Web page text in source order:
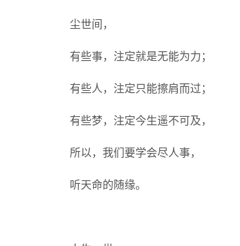
尘世间，
有些事，注定就是无能为力；
有些人，注定只能擦肩而过；
有些梦，注定今生遥不可及，
所以，我们要学会尽人事，
听天命的随缘。